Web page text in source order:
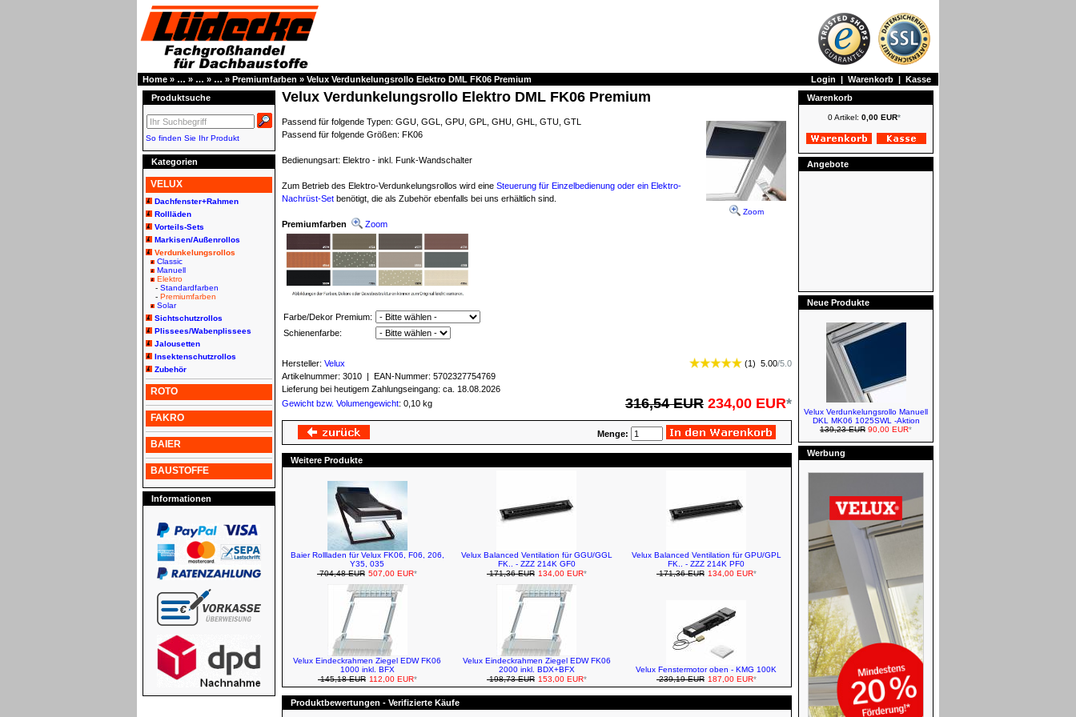
Home » … » … » … » Premiumfarben » Velux Verdunkelungsrollo Elektro DML FK06 Premium Login | Warenkorb | Kasse
Produktsuche
So finden Sie Ihr Produkt
Kategorien
VELUX
Dachfenster+Rahmen
Rollläden
Vorteils-Sets
Markisen/Außenrollos
Verdunkelungsrollos
Classic
Manuell
Elektro
- Standardfarben
- Premiumfarben
Solar
Sichtschutzrollos
Plissees/Wabenplissees
Jalousetten
Insektenschutzrollos
Zubehör
ROTO
FAKRO
BAIER
BAUSTOFFE
Informationen
Velux Verdunkelungsrollo Elektro DML FK06 Premium
Zoom
Passend für folgende Typen: GGU, GGL, GPU, GPL, GHU, GHL, GTU, GTL
Passend für folgende Größen: FK06
Bedienungsart: Elektro - inkl. Funk-Wandschalter
Zum Betrieb des Elektro-Verdunkelungsrollos wird eine Steuerung für Einzelbedienung oder ein Elektro-
Nachrüst-Set benötigt, die als Zubehör ebenfalls bei uns erhältlich sind.
Premiumfarben Zoom
Farbe/Dekor Premium:
Schienenfarbe:
Hersteller: Velux (1) 5.00/5.0
Artikelnummer: 3010 | EAN-Nummer: 5702327754769
Lieferung bei heutigem Zahlungseingang: ca. 18.08.2026
Gewicht bzw. Volumengewicht: 0,10 kg 316,54 EUR 234,00 EUR*
Menge:
Weitere Produkte
Baier Rollladen für Velux FK06, F06, 206,
Y35, 035
704,48 EUR 507,00 EUR*
Velux Balanced Ventilation für GGU/GGL
FK.. - ZZZ 214K GF0
171,36 EUR 134,00 EUR*
Velux Balanced Ventilation für GPU/GPL
FK.. - ZZZ 214K PF0
171,36 EUR 134,00 EUR*
Velux Eindeckrahmen Ziegel EDW FK06
1000 inkl. BFX
145,18 EUR 112,00 EUR*
Velux Eindeckrahmen Ziegel EDW FK06
2000 inkl. BDX+BFX
198,73 EUR 153,00 EUR*
Velux Fenstermotor oben - KMG 100K
239,19 EUR 187,00 EUR*
Produktbewertungen - Verifizierte Käufe
Warenkorb
0 Artikel: 0,00 EUR*
Angebote
VELUX Rollläden
Abdichtung
VELUX Insektenschutzrollos
VELUX Markisen - Manuell
Roto Eindeckrahmen EDR für
Dachfenster R8/R3
Roto Rollläden - Solar Funk
Neue Produkte
Velux Verdunkelungsrollo Manuell
DKL MK06 1025SWL -Aktion
139,23 EUR 90,00 EUR*
Werbung